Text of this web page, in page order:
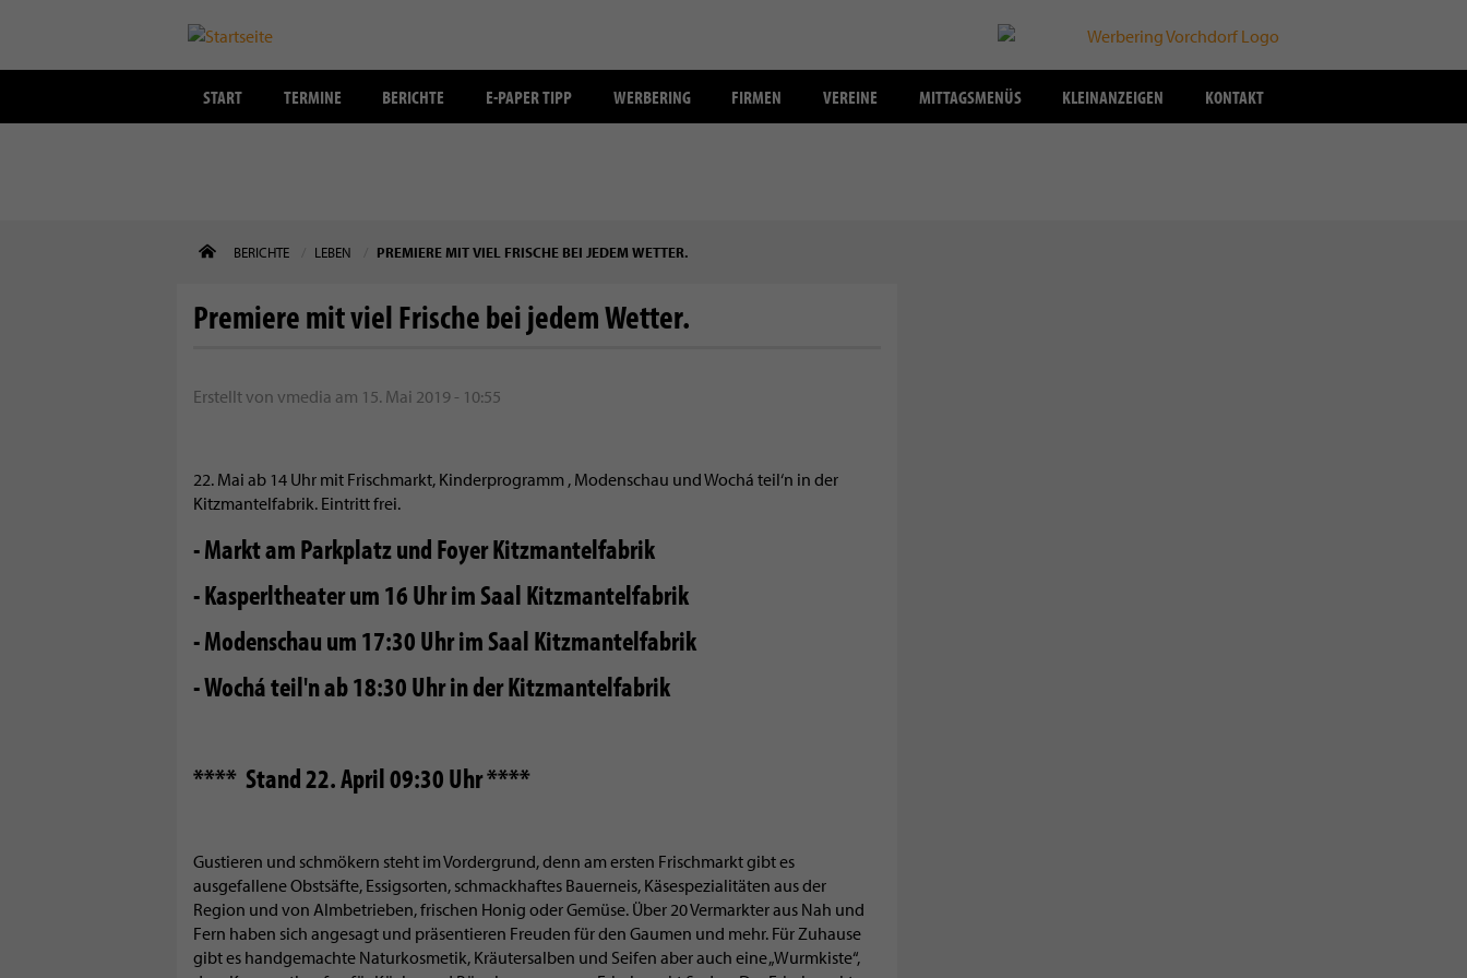
START TERMINE BERICHTE E-PAPER TIPP WERBERING FIRMEN VEREINE MITTAGSMENÜS KLEINANZEIGEN KONTAKT
BERICHTE LEBEN PREMIERE MIT VIEL FRISCHE BEI JEDEM WETTER.
Premiere mit viel Frische bei jedem Wetter.
Erstellt von vmedia am 15. Mai 2019 - 10:55
22. Mai ab 14 Uhr mit Frischmarkt, Kinderprogramm , Modenschau und Wochá teil‘n in der
Kitzmantelfabrik. Eintritt frei.
- Markt am Parkplatz und Foyer Kitzmantelfabrik
- Kasperltheater um 16 Uhr im Saal Kitzmantelfabrik
- Modenschau um 17:30 Uhr im Saal Kitzmantelfabrik
- Wochá teil'n ab 18:30 Uhr in der Kitzmantelfabrik
**** Stand 22. April 09:30 Uhr ****
Gustieren und schmökern steht im Vordergrund, denn am ersten Frischmarkt gibt es
ausgefallene Obstsäfte, Essigsorten, schmackhaftes Bauerneis, Käsespezialitäten aus der
Region und von Almbetrieben, frischen Honig oder Gemüse. Über 20 Vermarkter aus Nah und
Fern haben sich angesagt und präsentieren Freuden für den Gaumen und mehr. Für Zuhause
gibt es handgemachte Naturkosmetik, Kräutersalben und Seifen aber auch eine „Wurmkiste“,